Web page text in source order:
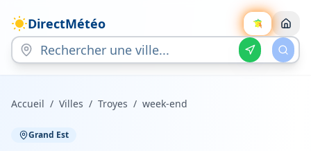
DirectMétéo
Accueil / Villes / Troyes / week-end
Grand Est